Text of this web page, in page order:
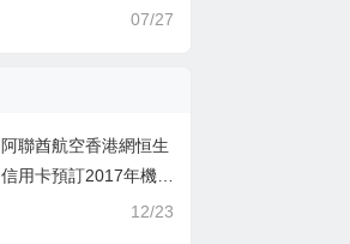
優惠低至65折優惠碼
07/27
阿聯酋航空香港網恒生
信用卡預訂2017年機票
12/23